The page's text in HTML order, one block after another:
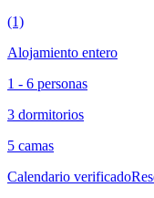
(1)
Alojamiento entero
1 - 6 personas
3 dormitorios
5 camas
Calendario verificado